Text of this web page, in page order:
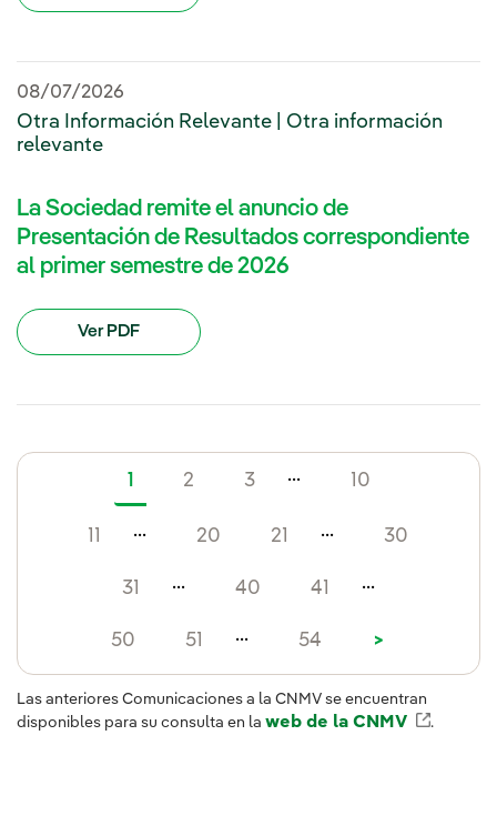
08/07/2026
Otra Información Relevante | Otra información
relevante
La Sociedad remite el anuncio de
Presentación de Resultados correspondiente
al primer semestre de 2026
Ver PDF
1 2 3 ... 10
11 ... 20 21 ... 30
31 ... 40 41 ...
50 51 ... 54 >
Las anteriores Comunicaciones a la CNMV se encuentran
disponibles para su consulta en la web de la CNMV Enlace
.